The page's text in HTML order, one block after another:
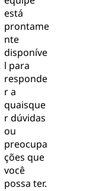
está
prontame
nte
disponíve
l para
responde
r a
quaisque
r dúvidas
ou
preocupa
ções que
você
possa ter.